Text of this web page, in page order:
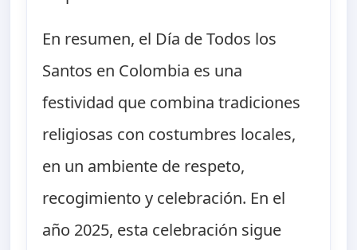
En resumen, el Día de Todos los
Santos en Colombia es una
festividad que combina tradiciones
religiosas con costumbres locales,
en un ambiente de respeto,
recogimiento y celebración. En el
año 2025, esta celebración sigue